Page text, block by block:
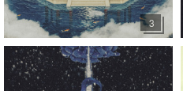
3